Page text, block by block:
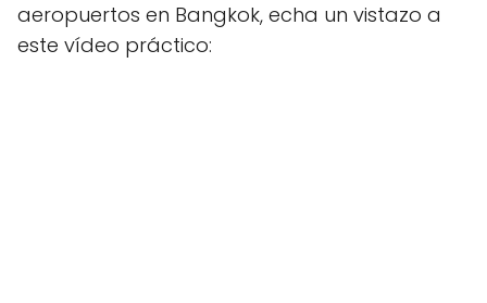
aeropuertos en Bangkok, echa un vistazo a
este vídeo práctico: